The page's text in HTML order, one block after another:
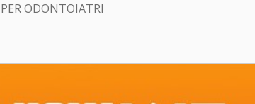
ODONTOIATRI